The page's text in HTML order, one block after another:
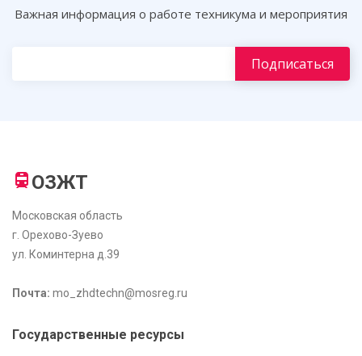
Важная информация о работе техникума и мероприятия
ОЗЖТ
Московская область
г. Орехово-Зуево
ул. Коминтерна д.39
Почта: mo_zhdtechn@mosreg.ru
Государственные ресурсы